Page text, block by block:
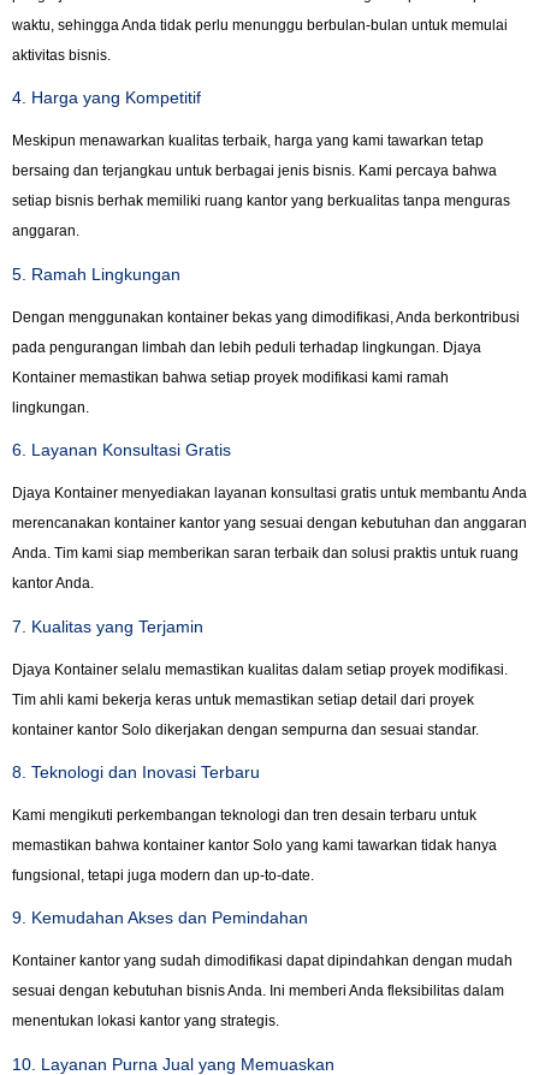
waktu, sehingga Anda tidak perlu menunggu berbulan-bulan untuk memulai
aktivitas bisnis.
4. Harga yang Kompetitif
Meskipun menawarkan kualitas terbaik, harga yang kami tawarkan tetap
bersaing dan terjangkau untuk berbagai jenis bisnis. Kami percaya bahwa
setiap bisnis berhak memiliki ruang kantor yang berkualitas tanpa menguras
anggaran.
5. Ramah Lingkungan
Dengan menggunakan kontainer bekas yang dimodifikasi, Anda berkontribusi
pada pengurangan limbah dan lebih peduli terhadap lingkungan. Djaya
Kontainer memastikan bahwa setiap proyek modifikasi kami ramah
lingkungan.
6. Layanan Konsultasi Gratis
Djaya Kontainer menyediakan layanan konsultasi gratis untuk membantu Anda
merencanakan kontainer kantor yang sesuai dengan kebutuhan dan anggaran
Anda. Tim kami siap memberikan saran terbaik dan solusi praktis untuk ruang
kantor Anda.
7. Kualitas yang Terjamin
Djaya Kontainer selalu memastikan kualitas dalam setiap proyek modifikasi.
Tim ahli kami bekerja keras untuk memastikan setiap detail dari proyek
kontainer kantor Solo dikerjakan dengan sempurna dan sesuai standar.
8. Teknologi dan Inovasi Terbaru
Kami mengikuti perkembangan teknologi dan tren desain terbaru untuk
memastikan bahwa kontainer kantor Solo yang kami tawarkan tidak hanya
fungsional, tetapi juga modern dan up-to-date.
9. Kemudahan Akses dan Pemindahan
Kontainer kantor yang sudah dimodifikasi dapat dipindahkan dengan mudah
sesuai dengan kebutuhan bisnis Anda. Ini memberi Anda fleksibilitas dalam
menentukan lokasi kantor yang strategis.
10. Layanan Purna Jual yang Memuaskan